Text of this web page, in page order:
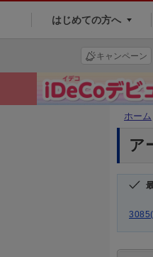
はじめての方へ
キャンペーン
ホーム
ア